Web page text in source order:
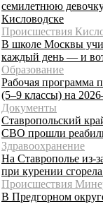
семилетнюю
Кисловодске
Происшествия
В школе Москвы
каждый день — и
Образование
Рабочая программа
(5–9 классы) на
Документы
Ставропольский
СВО прошли
Здравоохранение
На Ставрополье из-
при курении
Происшествия
В Предгорном